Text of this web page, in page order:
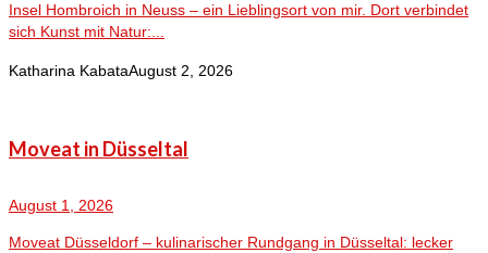
Insel Hombroich in Neuss – ein Lieblingsort von mir. Dort verbindet
sich Kunst mit Natur:...
Katharina KabataAugust 2, 2026
Moveat in Düsseltal
August 1, 2026
Moveat Düsseldorf – kulinarischer Rundgang in Düsseltal: lecker